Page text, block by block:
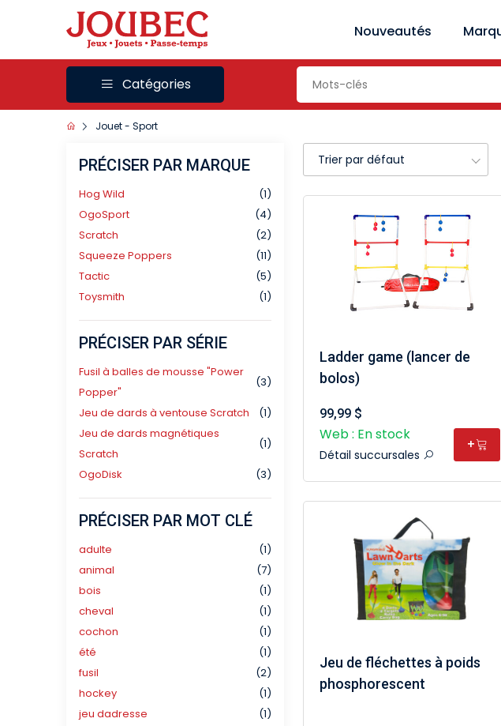
Nouveautés
Catégories
Jouet - Sport
PRÉCISER PAR MARQUE
Hog Wild
(1)
OgoSport
(4)
Scratch
(2)
Squeeze Poppers
(11)
Tactic
(5)
Toysmith
(1)
PRÉCISER PAR SÉRIE
Fusil à balles de mousse "Power
Popper"
(3)
Jeu de dards à ventouse Scratch
(1)
Jeu de dards magnétiques
Scratch
(1)
OgoDisk (3)
PRÉCISER PAR MOT CLÉ
adulte
(1)
animal
(7)
bois
(1)
cheval
(1)
cochon
(1)
été
(1)
fusil
(2)
hockey
(1)
jeu dadresse
(1)
Trier par défaut
Ladder game (lancer de
bolos)
99,99 $
Web : En stock
Détail succursales
+
Jeu de fléchettes à poids
phosphorescent